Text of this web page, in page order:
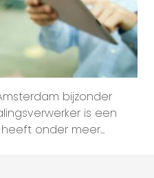
bijzonder
is een
onder meer...